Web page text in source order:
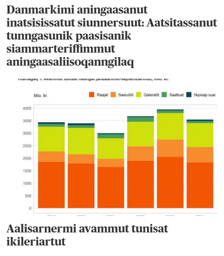
Danmarkimi aningaasanut
inatsisissatut siunnersuut: Aatsitassanut
tunngasunik paasisanik
siammarteriffimmut
aningaasaliisoqanngilaq
Aalisarnermi avammut tunisat
ikileriartut